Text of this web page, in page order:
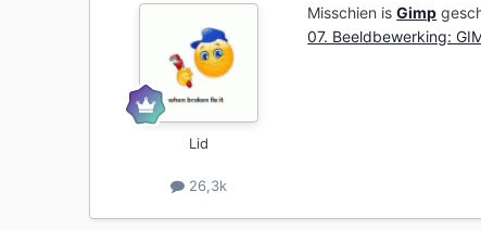
Lid
26,3k
Misschien isGimp
07. Beeldbewerking: